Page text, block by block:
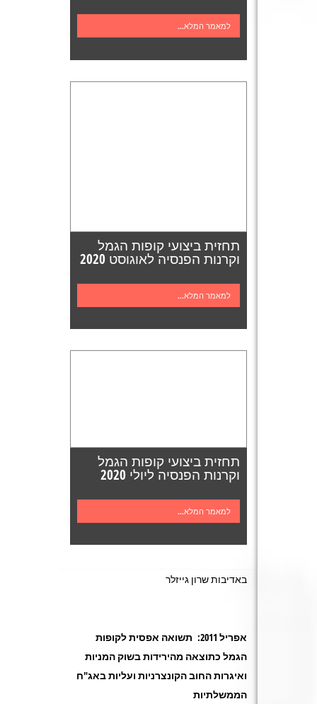
למאמר המלא...
תחזית ביצועי קופות הגמל
וקרנות הפנסיה לאוגוסט 2020
למאמר המלא...
תחזית ביצועי קופות הגמל
וקרנות הפנסיה ליולי 2020
למאמר המלא...
באדיבות שרון גייזלר
אפריל 2011: תשואה אפסית לקופות
הגמל כתוצאה מהירידות בשוק המניות
ואיגרות החוב הקונצרניות ועליות באג"ח
הממשלתיות